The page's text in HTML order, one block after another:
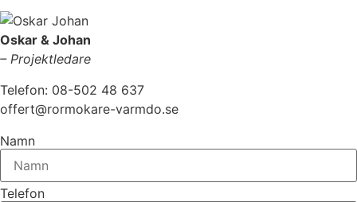
Oskar & Johan
– Projektledare
Telefon: 08-502 48 637
offert@rormokare-varmdo.se
Namn
Telefon